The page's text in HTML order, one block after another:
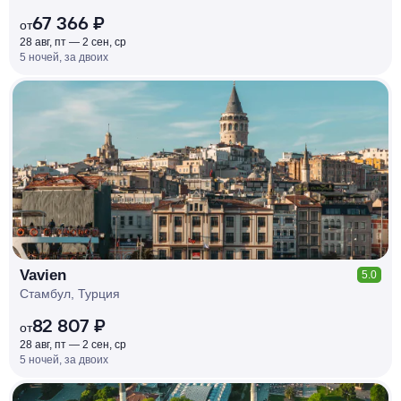
от67 366 ₽
28 авг, пт — 2 сен, ср
5 ночей, за двоих
КЕШБЭК
РУБЛЯ
МИ
Д
О 7
%
Vavien 5.0
Стамбул, Турция
от82 807 ₽
28 авг, пт — 2 сен, ср
5 ночей, за двоих